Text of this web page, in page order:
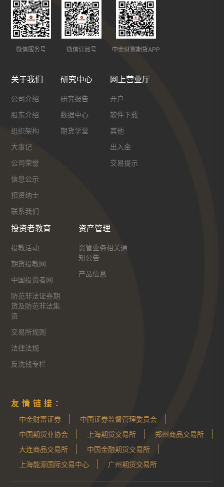
微信服务号 微信订阅号 中金财富期货APP
关于我们
公司介绍
股东介绍
组织架构
大事记
公司荣誉
信息公示
招贤纳士
联系我们
研究中心
研究报告
数据中心
期货学堂
网上营业厅
开户
软件下载
其他
出入金
交易提示
投资者教育
投教活动
期货投教网
中国投资者网
防范非法证券期
货及防范非法集
资
交易所规则
法律法规
反洗钱专栏
资产管理
资管业务相关通
知公告
产品信息
友情链接：
中金财富证券
中国证券监督管理委员会
中国期货业协会
上海期货交易所
郑州商品交易所
大连商品交易所
中国金融期货交易所
上海能源国际交易中心
广州期货交易所